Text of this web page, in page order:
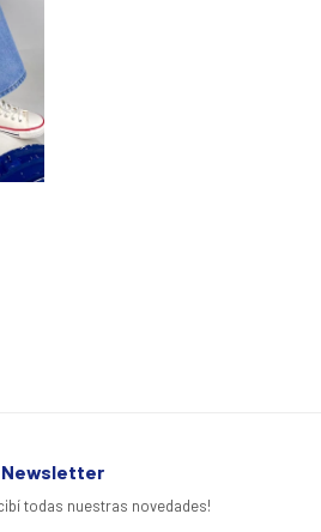
Newsletter
todas nuestras novedades!